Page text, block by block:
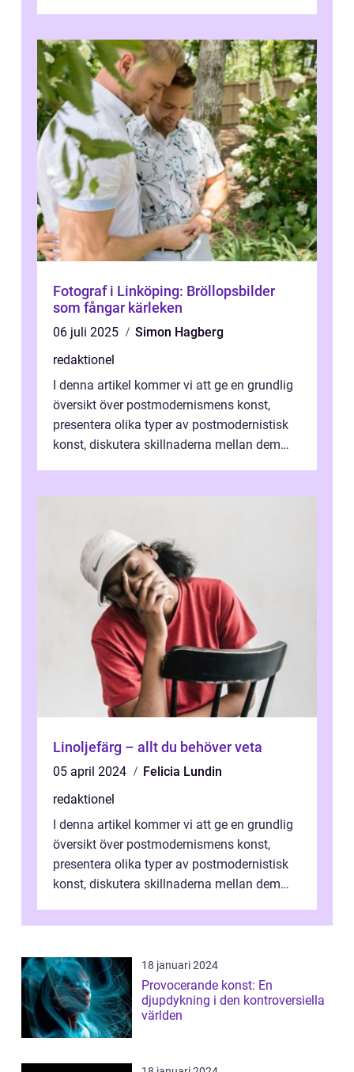
Fotograf i Linköping: Bröllopsbilder
som fångar kärleken
06 juli 2025
Simon Hagberg
redaktionel
I denna artikel kommer vi att ge en grundlig
översikt över postmodernismens konst,
presentera olika typer av postmodernistisk
konst, diskutera skillnaderna mellan dem
Linoljefärg – allt du behöver veta
05 april 2024
Felicia Lundin
redaktionel
I denna artikel kommer vi att ge en grundlig
översikt över postmodernismens konst,
presentera olika typer av postmodernistisk
konst, diskutera skillnaderna mellan dem
18 januari 2024
Provocerande konst: En
djupdykning i den kontroversiella
världen